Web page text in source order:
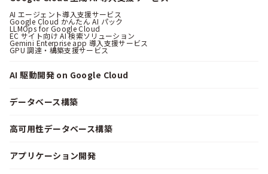
AI エージェント導入支援サービス
Google Cloud かんたん AI パック
LLMOps for Google Cloud
EC サイト向け AI 検索ソリューション
Gemini Enterprise app 導入支援サービス
GPU 調達・構築支援サービス
AI 駆動開発 on Google Cloud
データベース構築
高可用性データベース構築
アプリケーション開発